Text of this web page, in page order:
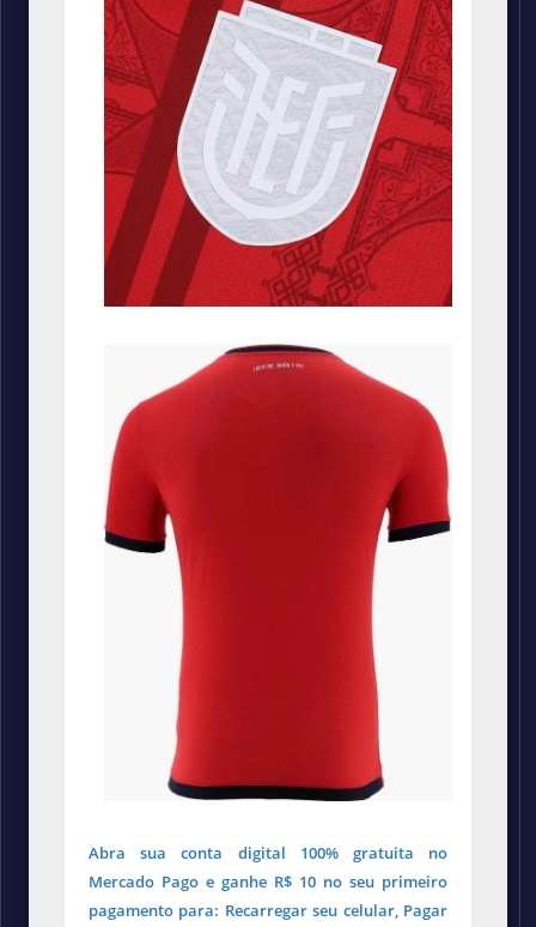
Abra sua conta digital 100% gratuita no
Mercado Pago e ganhe R$ 10 no seu primeiro
pagamento para: Recarregar seu celular, Pagar